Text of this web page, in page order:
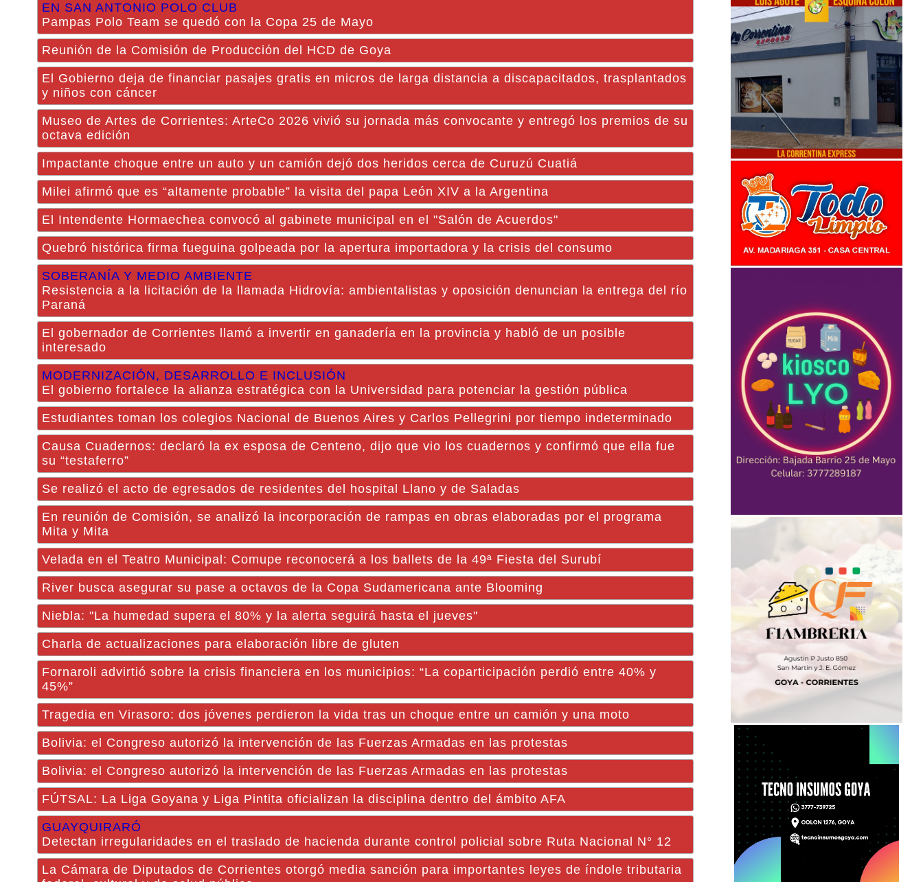
EN SAN ANTONIO POLO CLUB
Pampas Polo Team se quedó con la Copa 25 de Mayo
Reunión de la Comisión de Producción del HCD de Goya
El Gobierno deja de financiar pasajes gratis en micros de larga distancia a discapacitados, trasplantados
y niños con cáncer
Museo de Artes de Corrientes: ArteCo 2026 vivió su jornada más convocante y entregó los premios de su
octava edición
Impactante choque entre un auto y un camión dejó dos heridos cerca de Curuzú Cuatiá
Milei afirmó que es “altamente probable” la visita del papa León XIV a la Argentina
El Intendente Hormaechea convocó al gabinete municipal en el "Salón de Acuerdos"
Quebró histórica firma fueguina golpeada por la apertura importadora y la crisis del consumo
SOBERANÍA Y MEDIO AMBIENTE
Resistencia a la licitación de la llamada Hidrovía: ambientalistas y oposición denuncian la entrega del río
Paraná
El gobernador de Corrientes llamó a invertir en ganadería en la provincia y habló de un posible
interesado
MODERNIZACIÓN, DESARROLLO E INCLUSIÓN
El gobierno fortalece la alianza estratégica con la Universidad para potenciar la gestión pública
Estudiantes toman los colegios Nacional de Buenos Aires y Carlos Pellegrini por tiempo indeterminado
Causa Cuadernos: declaró la ex esposa de Centeno, dijo que vio los cuadernos y confirmó que ella fue
su “testaferro”
Se realizó el acto de egresados de residentes del hospital Llano y de Saladas
En reunión de Comisión, se analizó la incorporación de rampas en obras elaboradas por el programa
Mita y Mita
Velada en el Teatro Municipal: Comupe reconocerá a los ballets de la 49ª Fiesta del Surubí
River busca asegurar su pase a octavos de la Copa Sudamericana ante Blooming
Niebla: "La humedad supera el 80% y la alerta seguirá hasta el jueves"
Charla de actualizaciones para elaboración libre de gluten
Fornaroli advirtió sobre la crisis financiera en los municipios: “La coparticipación perdió entre 40% y
45%”
Tragedia en Virasoro: dos jóvenes perdieron la vida tras un choque entre un camión y una moto
Bolivia: el Congreso autorizó la intervención de las Fuerzas Armadas en las protestas
Bolivia: el Congreso autorizó la intervención de las Fuerzas Armadas en las protestas
FÚTSAL: La Liga Goyana y Liga Pintita oficializan la disciplina dentro del ámbito AFA
GUAYQUIRARÓ
Detectan irregularidades en el traslado de hacienda durante control policial sobre Ruta Nacional N° 12
La Cámara de Diputados de Corrientes otorgó media sanción para importantes leyes de índole tributaria